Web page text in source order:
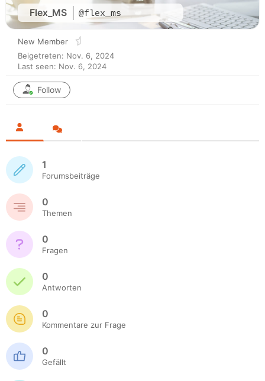
Flex_MS @flex_ms
New Member
Beigetreten: Nov. 6, 2024
Last seen: Nov. 6, 2024
Follow
1
Forumsbeiträge
0
Themen
0
Fragen
0
Antworten
0
Kommentare zur Frage
0
Gefällt